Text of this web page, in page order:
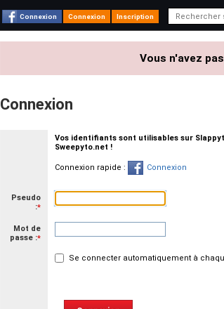
Connexion Connexion Inscription
Vous n'avez
Connexion
Vos identifiants sont utilisables sur
Sweepyto.net !
Connexion rapide : Connexion
Pseudo
:*
Mot de
passe :*
Se connecter automatiquement à